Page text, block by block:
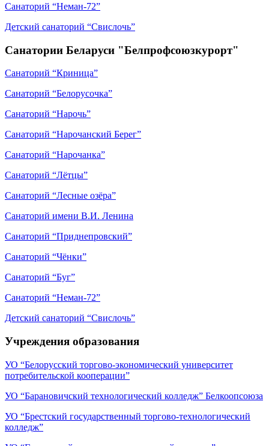
Санаторий “Неман-72”
Детский санаторий “Свислочь”
Санатории Беларуси "Белпрофсоюзкурорт"
Санаторий “Криница”
Санаторий “Белорусочка”
Санаторий “Нарочь”
Санаторий “Нарочанский Берег”
Санаторий “Нарочанка”
Санаторий “Лётцы”
Санаторий “Лесные озёра”
Санаторий имени В.И. Ленина
Санаторий “Приднепровский”
Санаторий “Чёнки”
Санаторий “Буг”
Санаторий “Неман-72”
Детский санаторий “Свислочь”
Учреждения образования
УО “Белорусский торгово-экономический университет
потребительской кооперации”
УО “Барановичский технологический колледж” Белкоопсоюза
УО “Брестский государственный торгово-технологический
колледж”